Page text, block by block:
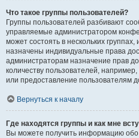
Что такое группы пользователей?
Группы пользователей разбивают
управляемые администратором
может состоять в нескольких
назначены индивидуальные права
администраторам назначение прав
количеству пользователей,
или предоставление пользователям
Вернуться к началу
Где находятся группы и как мне
Вы можете получить информацию обо